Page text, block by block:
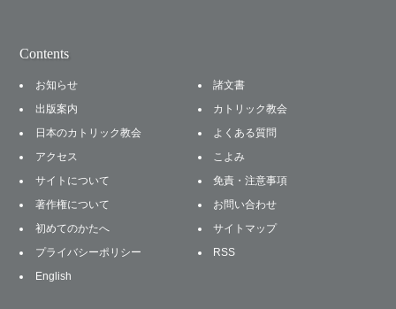
Contents
お知らせ
諸文書
出版案内
カトリック教会
日本のカトリック教会
よくある質問
アクセス
こよみ
サイトについて
免責・注意事項
著作権について
お問い合わせ
初めてのかたへ
サイトマップ
プライバシーポリシー
RSS
English